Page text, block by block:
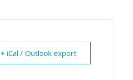
+ iCal / Outlook export